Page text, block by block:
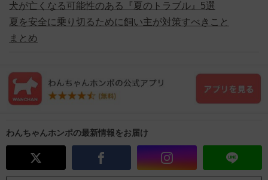
犬が亡くなる可能性のある『夏のトラブル』5選
夏を安全に乗り切るために飼い主が対策すべきこと
まとめ
わんちゃんホンポの最新情報をお届け